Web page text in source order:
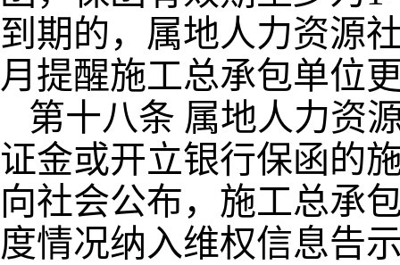
到期的，属地人力资源
月提醒施工总承包单位
第十八条 属地人力资
证金或开立银行保函的
向社会公布，施工总承
度情况纳入维权信息告